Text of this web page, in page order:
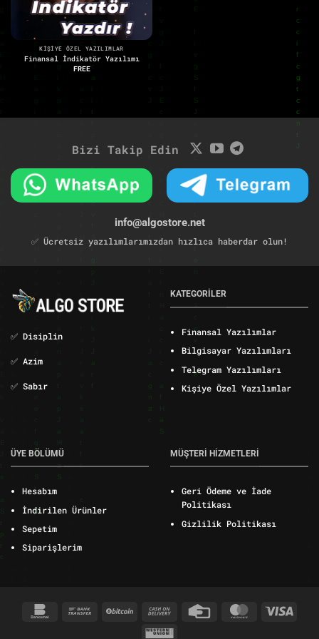
KIŞIYE ÖZEL YAZILIMLAR
Finansal İndikatör Yazılımı
FREE
Bizi Takip Edin
info@algostore.net
✅ Ücretsiz yazılımlarımızdan hızlıca haberdar olun!
✅ Disiplin
✅ Azim
✅ Sabır
KATEGORİLER
Finansal Yazılımlar
Bilgisayar Yazılımları
Telegram Yazılımları
Kişiye Özel Yazılımlar
ÜYE BÖLÜMÜ
Hesabım
İndirilen Ürünler
Sepetim
Siparişlerim
MÜŞTERİ HİZMETLERİ
Geri Ödeme ve İade
Politikası
Gizlilik Politikası
Bankomat
Bank
BitCoin
Cash
Credit
Card
MasterCard
Western